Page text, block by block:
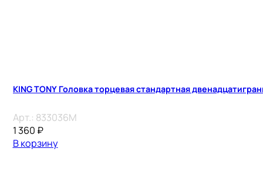
KING TONY Головка торцевая стандартная
Арт.: 833036M
1 360 ₽
В корзину